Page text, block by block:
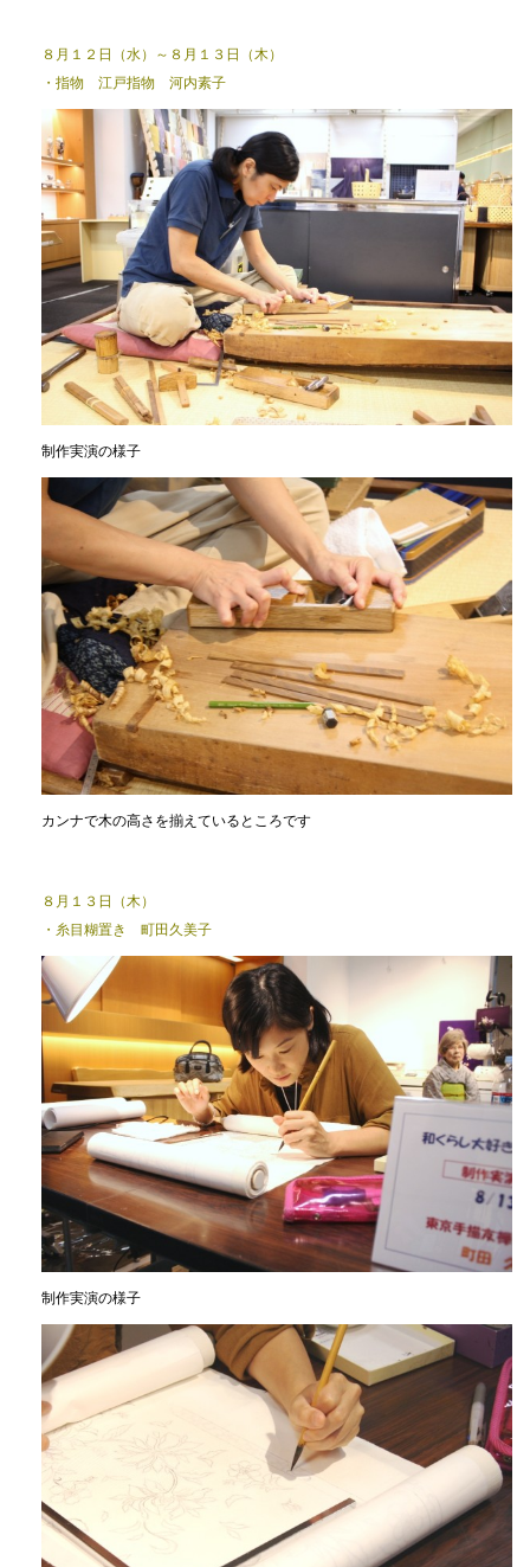
８月１２日（水）～８月１３日（木）
・指物 江戸指物 河内素子
制作実演の様子
カンナで木の高さを揃えているところです
８月１３日（木）
・糸目糊置き 町田久美子
制作実演の様子